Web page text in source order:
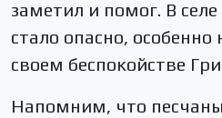
заметил и помог. В
стало опасно, особенно
своем беспокойстве
Напомним, что